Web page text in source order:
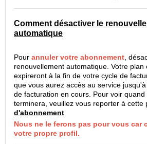
Comment désactiver le
automatique
Pour annuler votre abonnement ,
renouvellement automatique. Votre plan
expireront à la fin de votre cycle de
que vous aurez accès au service
de facturation en cours. Pour voir
terminera, veuillez vous reporter à cette
d'abonnement
Nous ne le ferons pas pour vous car
votre propre profil.